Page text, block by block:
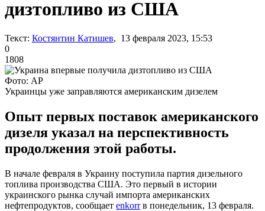
дизтопливо из США
Текст: Костянтин Катишев, 13 февраля 2023, 15:53
0
1808
Фото: AP
Украинцы уже заправляются американским дизелем
Опыт первых поставок американского
дизеля указал на перспективность
продолжения этой работы.
В начале февраля в Украину поступила партия дизельного
топлива производства США. Это первый в истории
украинского рынка случай импорта американских
нефтепродуктов, сообщает enkorrв понедельник, 13 февраля.